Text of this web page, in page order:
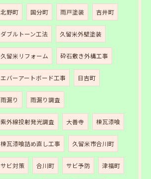
北野町 国分町 雨戸塗装 吉井町
ダブルトーン工法 久留米外壁塗装
久留米リフォーム 砕石敷き外構工事
エバーアートボード工事 日吉町
雨漏り 雨漏り調査
紫外線投射発光調査 大善寺 棟瓦漆喰
棟瓦漆喰詰め直し工事 久留米市合川町
サビ対策 合川町 サビ予防 津福町